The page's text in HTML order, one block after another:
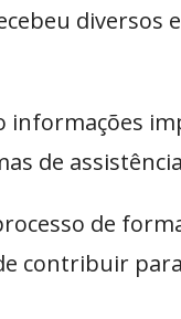
informações
de
de
contribuir